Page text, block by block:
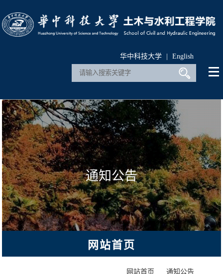
华中科技大学 | English
通知公告
网站首页
网站首页 通知公告